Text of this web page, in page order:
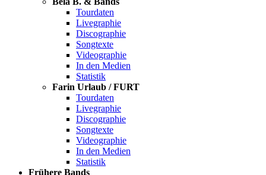
Tourdaten
Livegraphie
Discographie
Songtexte
Videographie
In den Medien
Statistik
Farin Urlaub / FURT
Tourdaten
Livegraphie
Discographie
Songtexte
Videographie
In den Medien
Statistik
Frühere Bands